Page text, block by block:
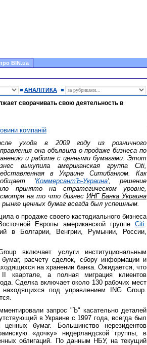
BIN.ua
АНАЛІТИКА
сворачивать свою деятельность в
компаній
ухода в 2009 году из розничного
она объявила о продаже бизнеса по
и работе с ценными бумагами. Этот
выкупила американская группа Citi,
в Украине Ситибанком. Как
‘КоммерсантЪ-Украина', решение
принято на стратегическом уровне,
на то что бизнес ИНГ Банка Украина
рынке ценных бумаг всегда был успешным.
о продаже своего кастодиального бизнеса
Европы американской группе Citi.
в Болгарии, Венгрии, Румынии, России,
включает услуги институциональным
расчету сделок, сбору информации и
на хранении банка. Ожидается, что
квартале, а полная миграция клиентов
Сделка включает около 130 рабочих мест
под управлением ING Group.
запрос "Ъ" касательно деталей
в Украине с 1997 года, всегда был
бумаг. Большинство нерезидентов
«дочку» нидерландской группы, в
облигаций. По данным НБУ, на текущий